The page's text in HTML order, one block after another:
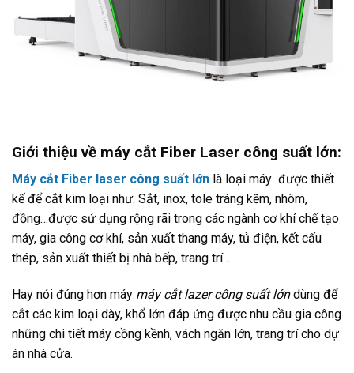
Giới thiệu về máy cắt Fiber Laser công suất lớn:
Máy cắt Fiber laser công suất lớn là loại máy được thiết
kế để cắt kim loại như: Sắt, inox, tole tráng kẽm, nhôm,
đồng…được sử dụng rộng rãi trong các ngành cơ khí chế tạo
máy, gia công cơ khí, sản xuất thang máy, tủ điện, kết cấu
thép, sản xuất thiết bị nhà bếp, trang trí…
Hay nói đúng hơn máy máy cắt lazer công suất lớndùng để
cắt các kim loại dày, khổ lớn đáp ứng được nhu cầu gia công
những chi tiết máy cồng kềnh, vách ngăn lớn, trang trí cho dự
án nhà cửa.